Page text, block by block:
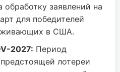
обработку заявлений на
для победителей
в США.
2027: Период
лотереи